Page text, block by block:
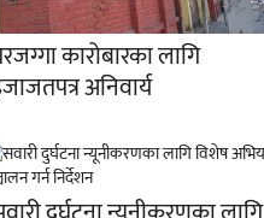
कारोबारका लागि
अनिवार्य